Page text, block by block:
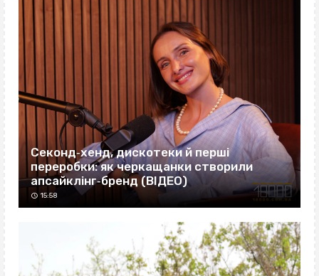
Секонд‐хенд, дискотеки й перші
переробки: як черкащанки створили
апсайклінг‐бренд (ВІДЕО)
15:58